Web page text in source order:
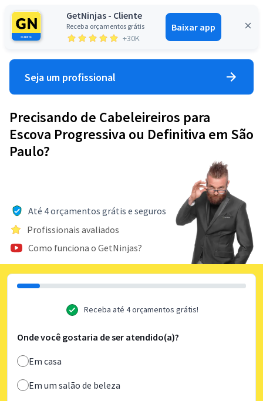
GetNinjas - Cliente
Receba orçamentos grátis
+30K
Baixar app
Entrar
Seja um profissional
Precisando de Cabeleireiros para
Escova Progressiva ou Definitiva em São
Paulo?
Até 4 orçamentos grátis e seguros
Profissionais avaliados
Como funciona o GetNinjas?
Receba até 4 orçamentos grátis!
Onde você gostaria de ser atendido(a)?
Em casa
Em um salão de beleza